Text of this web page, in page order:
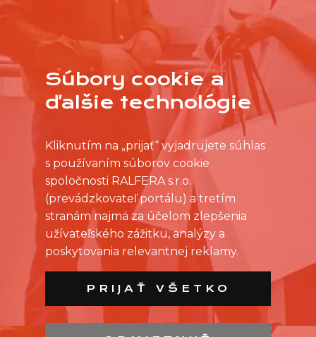
PREDAJNIAM NARAZ?
VIAC
Súbory cookie a
ďalšie technológie
Kliknutím na „prijať“ vyjadrujete súhlas
s používaním súborov cookie
spoločnosti RALFERA s.r.o.
(prevádzkovateľ portálu) a tretím
stranám najmä za účelom zlepšenia
užívateľského zážitku, analýzy a
poskytovania relevantnej reklamy.
PRIJAŤ VŠETKO